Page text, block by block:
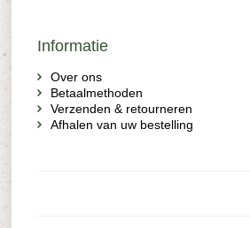
Informatie
Over ons
Betaalmethoden
Verzenden & retourneren
Afhalen van uw bestelling